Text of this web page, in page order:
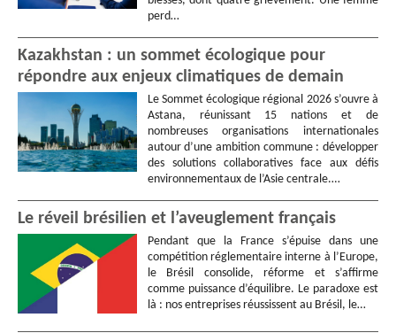
perd…
Kazakhstan : un sommet écologique pour
répondre aux enjeux climatiques de demain
Le Sommet écologique régional 2026 s’ouvre à
Astana, réunissant 15 nations et de
nombreuses organisations internationales
autour d’une ambition commune : développer
des solutions collaboratives face aux défis
environnementaux de l’Asie centrale.…
Le réveil brésilien et l’aveuglement français
Pendant que la France s’épuise dans une
compétition réglementaire interne à l’Europe,
le Brésil consolide, réforme et s’affirme
comme puissance d’équilibre. Le paradoxe est
là : nos entreprises réussissent au Brésil, le…